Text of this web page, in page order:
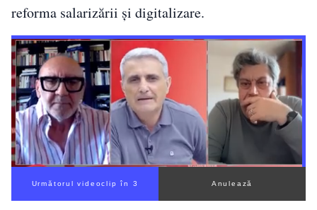
reforma salarizării și digitalizare.
Următorul videoclip în 2 Anulează